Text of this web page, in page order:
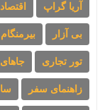
آریا گراپ اقتصاد
بی آزار بیرمنگام
تور تجاری
زاهنمای سفر